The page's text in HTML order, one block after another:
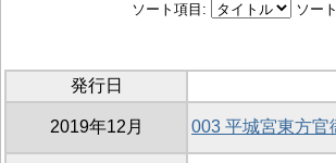
ソート項目: ソー
発行日
2019年12月 003 平城宮東方官